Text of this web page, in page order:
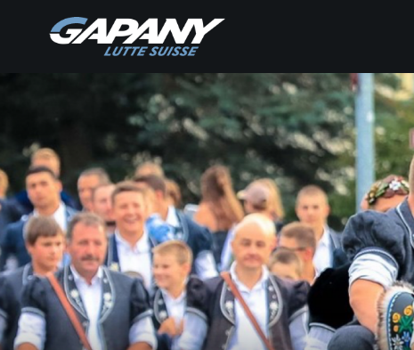
benjamin-
gapany.ch